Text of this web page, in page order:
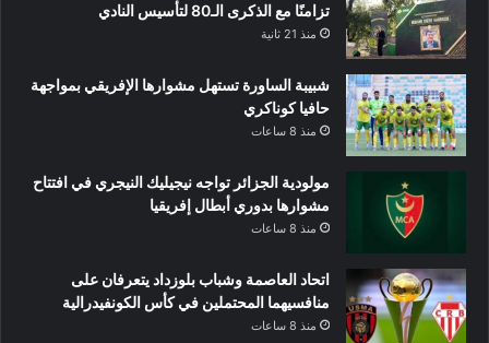
تزامنًا مع الذكرى الـ80 لتأسيس النادي
منذ 21 ثانية
شبيبة الساورة تستهل مشوارها الإفريقي بمواجهة
حافيا كوناكري
منذ 8 ساعات
مولودية الجزائر تواجه نيجيليك النيجري في افتتاح
مشوارها بدوري أبطال إفريقيا
منذ 8 ساعات
اتحاد العاصمة وشباب بلوزداد يتعرفان على
منافسيهما المحتملين في كأس الكونفيدرالية
منذ 8 ساعات